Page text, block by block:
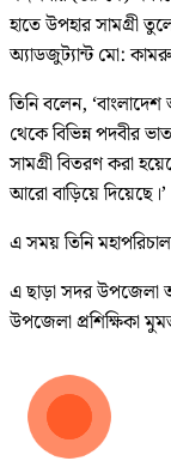
হাতে উপহার সামগ্রী
অ্যাডজুট্যান্ট মো:
তিনি বলেন, ‘বাংলাদেশ
থেকে বিভিন্ন পদবীর
সামগ্রী বিতরণ করা
আরো বাড়িয়ে দিয়েছে।’
এ সময় তিনি
এ ছাড়া সদর উপজেলা
উপজেলা প্রশিক্ষিকা